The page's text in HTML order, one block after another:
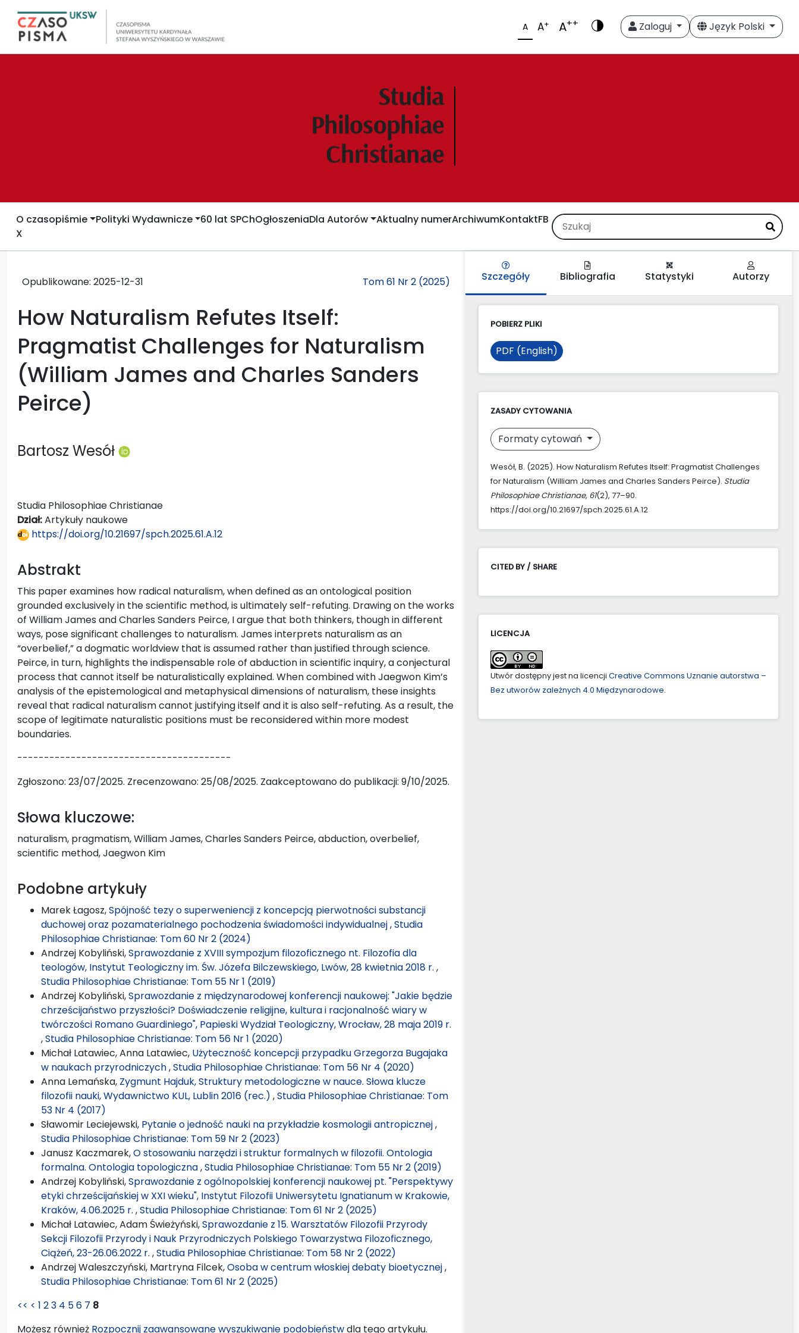
A A+ A++ Zaloguj Język Polski
O czasopiśmie Polityki Wydawnicze 60 lat SPChOgłoszeniaDla Autorów Aktualny numerArchiwumKontaktFB
X
Opublikowane: 2025-12-31 Tom 61 Nr 2 (2025)
How Naturalism Refutes Itself:
Pragmatist Challenges for Naturalism
(William James and Charles Sanders
Peirce)
Bartosz Wesół
Studia Philosophiae Christianae
Dział:Artykuły naukowe
https://doi.org/10.21697/spch.2025.61.A.12
Abstrakt
This paper examines how radical naturalism, when defined as an ontological position
grounded exclusively in the scientific method, is ultimately self-refuting. Drawing on the works
of William James and Charles Sanders Peirce, I argue that both thinkers, though in different
ways, pose significant challenges to naturalism. James interprets naturalism as an
“overbelief,” a dogmatic worldview that is assumed rather than justified through science.
Peirce, in turn, highlights the indispensable role of abduction in scientific inquiry, a conjectural
process that cannot itself be naturalistically explained. When combined with Jaegwon Kim’s
analysis of the epistemological and metaphysical dimensions of naturalism, these insights
reveal that radical naturalism cannot justifying itself and it is also self-refuting. As a result, the
scope of legitimate naturalistic positions must be reconsidered within more modest
boundaries.
----------------------------------------
Zgłoszono: 23/07/2025. Zrecenzowano: 25/08/2025. Zaakceptowano do publikacji: 9/10/2025.
Słowa kluczowe:
naturalism, pragmatism, William James, Charles Sanders Peirce, abduction, overbelief,
scientific method, Jaegwon Kim
Podobne artykuły
Marek Łagosz,Spójność tezy o superweniencji z koncepcją pierwotności substancji
duchowej oraz pozamaterialnego pochodzenia świadomości indywidualnej,Studia
Philosophiae Christianae: Tom 60 Nr 2 (2024)
Andrzej Kobyliński,Sprawozdanie z XVIII sympozjum filozoficznego nt. Filozofia dla
teologów, Instytut Teologiczny im. Św. Józefa Bilczewskiego, Lwów, 28 kwietnia 2018 r. ,
Studia Philosophiae Christianae: Tom 55 Nr 1 (2019)
Andrzej Kobyliński,Sprawozdanie z międzynarodowej konferencji naukowej: "Jakie będzie
chrześcijaństwo przyszłości? Doświadczenie religijne, kultura i racjonalność wiary w
twórczości Romano Guardiniego", Papieski Wydział Teologiczny, Wrocław, 28 maja 2019 r.
,Studia Philosophiae Christianae: Tom 56 Nr 1 (2020)
Michał Latawiec, Anna Latawiec, Użyteczność koncepcji przypadku Grzegorza Bugajaka
w naukach przyrodniczych,Studia Philosophiae Christianae: Tom 56 Nr 4 (2020)
Anna Lemańska, Zygmunt Hajduk, Struktury metodologiczne w nauce. Słowa klucze
filozofii nauki, Wydawnictwo KUL, Lublin 2016 (rec.) ,Studia Philosophiae Christianae: Tom
53 Nr 4 (2017)
Sławomir Leciejewski, Pytanie o jedność nauki na przykładzie kosmologii antropicznej,
Studia Philosophiae Christianae: Tom 59 Nr 2 (2023)
Janusz Kaczmarek,O stosowaniu narzędzi i struktur formalnych w filozofii. Ontologia
formalna. Ontologia topologiczna,Studia Philosophiae Christianae: Tom 55 Nr 2 (2019)
Andrzej Kobyliński,Sprawozdanie z ogólnopolskiej konferencji naukowej pt. "Perspektywy
etyki chrześcijańskiej w XXI wieku", Instytut Filozofii Uniwersytetu Ignatianum w Krakowie,
Kraków, 4.06.2025 r. ,Studia Philosophiae Christianae: Tom 61 Nr 2 (2025)
Michał Latawiec, Adam Świeżyński,Sprawozdanie z 15. Warsztatów Filozofii Przyrody
Sekcji Filozofii Przyrody i Nauk Przyrodniczych Polskiego Towarzystwa Filozoficznego,
Ciążeń, 23-26.06.2022 r. ,Studia Philosophiae Christianae: Tom 58 Nr 2 (2022)
Andrzej Waleszczyński, Martryna Filcek,Osoba w centrum włoskiej debaty bioetycznej,
Studia Philosophiae Christianae: Tom 61 Nr 2 (2025)
<< < 1 23 4 56 7 8
Możesz również Rozpocznij zaawansowane wyszukiwanie podobieństwdla tego artykułu.
Szczegóły Bibliografia Statystyki Autorzy
POBIERZ PLIKI
PDF (English)
ZASADY CYTOWANIA
Formaty cytowań
Wesół, B. (2025). How Naturalism Refutes Itself: Pragmatist Challenges
for Naturalism (William James and Charles Sanders Peirce). Studia
Philosophiae Christianae, 61(2), 77–90.
https://doi.org/10.21697/spch.2025.61.A.12
CITED BY / SHARE
LICENCJA
Utwór dostępny jest na licencji Creative Commons Uznanie autorstwa –
Bez utworów zależnych 4.0 Międzynarodowe.